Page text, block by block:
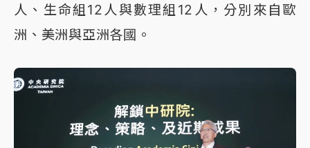
人、生命組12人與數理組12人，分別來自歐
洲、美洲與亞洲各國。